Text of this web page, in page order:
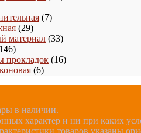
77
2929
товаров
материал 3333
146146
товаров
прокладок 1616
66
в наличии.
характер и ни при каких
товаров указаны